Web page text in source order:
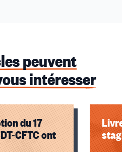
peuvent
intéresser
du 17
CFTC ont